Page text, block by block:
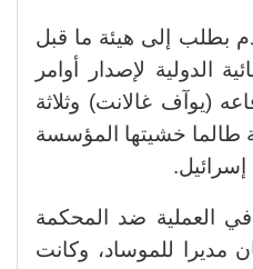
بطلب إلى هيئة ما قبل
الدولية لإصدار أوامر
(يوآف غالانت) وثلاثة
طالما خشيتها المؤسسة
العملية ضد المحكمة
مديرا للموساد، وكانت